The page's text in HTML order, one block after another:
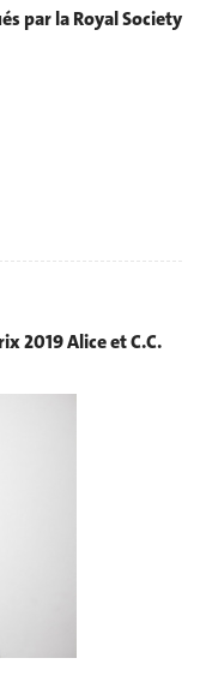
par la Royal Society
2019 Alice et C.C.